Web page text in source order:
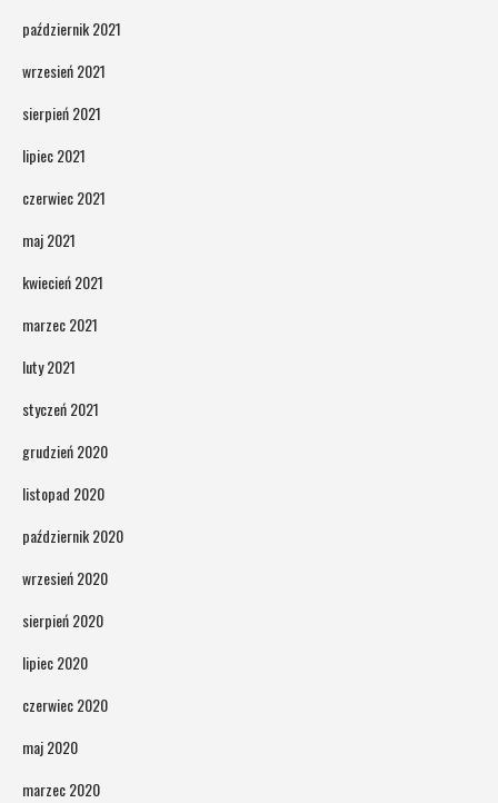
październik 2021
wrzesień 2021
sierpień 2021
lipiec 2021
czerwiec 2021
maj 2021
kwiecień 2021
marzec 2021
luty 2021
styczeń 2021
grudzień 2020
listopad 2020
październik 2020
wrzesień 2020
sierpień 2020
lipiec 2020
czerwiec 2020
maj 2020
marzec 2020